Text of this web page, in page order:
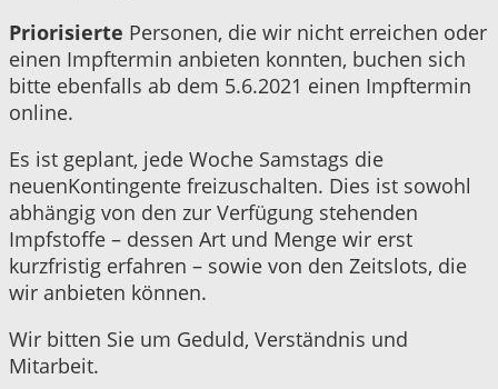
Priorisierte Personen, die wir nicht erreichen oder
einen Impftermin anbieten konnten, buchen sich
bitte ebenfalls ab dem 5.6.2021 einen Impftermin
online.
Es ist geplant, jede Woche Samstags die
neuenKontingente freizuschalten. Dies ist sowohl
abhängig von den zur Verfügung stehenden
Impfstoffe – dessen Art und Menge wir erst
kurzfristig erfahren – sowie von den Zeitslots, die
wir anbieten können.
Wir bitten Sie um Geduld, Verständnis und
Mitarbeit.